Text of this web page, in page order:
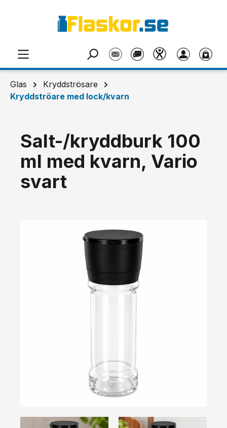
Glas
Kryddströsare
Kryddströare med lock/kvarn
Salt-/kryddburk 100
ml med kvarn, Vario
svart